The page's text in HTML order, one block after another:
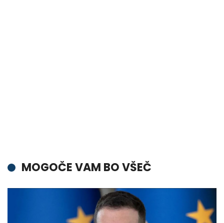
MOGOČE VAM BO VŠEČ